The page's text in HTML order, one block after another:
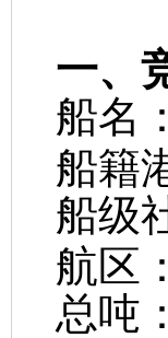
一、
船名：
船籍
船级
航区
总吨：